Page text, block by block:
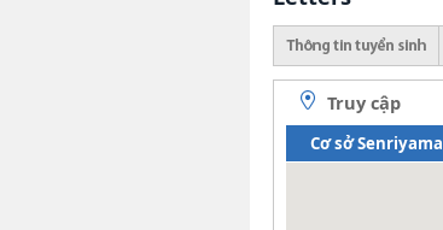
Truy cập
Cơ sở Senriyama